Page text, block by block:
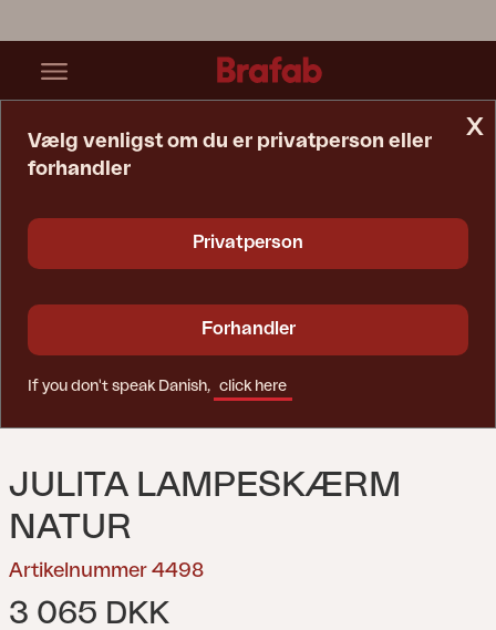
JULITA LAMPESKÆRM
NATUR
Artikelnummer 4498
3 065 DKK
x
Vælg venligst om du er privatperson eller
forhandler
Privatperson
Forhandler
If you don't speak Danish, click here